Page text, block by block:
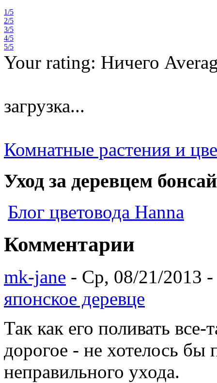
1/5
2/5
3/5
4/5
5/5
Your rating: Ничего
загрузка...
Комнатные растения и
Уход за деревцем бонсай
Блог цветовода Hanna
Комментарии
mk-jane - Ср, 08/21/2013
японское деревце
Так как его поливать
дорогое - не хотелось бы
неправильного ухода.